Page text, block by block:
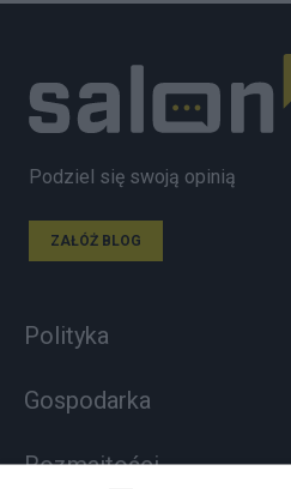
Podziel się swoją opinią
ZAŁÓŻ BLOG
Polityka
Gospodarka
Rozmaitości